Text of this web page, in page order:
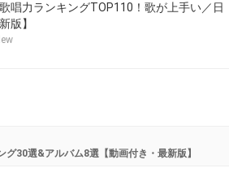
唱力ランキングTOP110！歌が上手い／日
版】
30選&アルバム8選【動画付き・最新版】